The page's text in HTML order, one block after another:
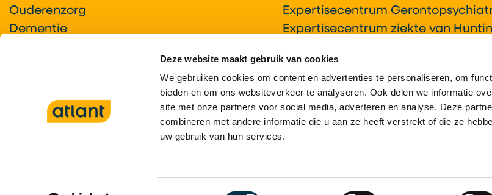
Deze website maakt gebruik van cookies
We gebruiken cookies om content en advertenties te personaliseren, om
bieden en om ons websiteverkeer te analyseren. Ook delen we informatie
site met onze partners voor social media, adverteren en analyse. Deze
combineren met andere informatie die u aan ze heeft verstrekt of die ze
uw gebruik van hun services.
Ouderenzorg
Dementie
Locaties
Expertisecentrum
Expertisecentrum ziekte van
Onderzoek & Innovatie